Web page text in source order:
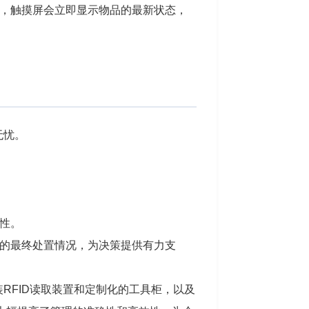
触摸屏会立即显示物品的最新状态，
。
。
最终处置情况，为决策提供有力支
读取装置和定制化的工具柜，以及